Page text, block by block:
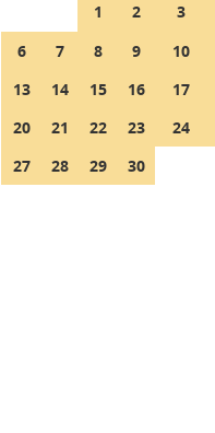
1
2 3
6
7 8 9 10
13
14 15 16 17
20
21 22 23 24
27
28 29 30